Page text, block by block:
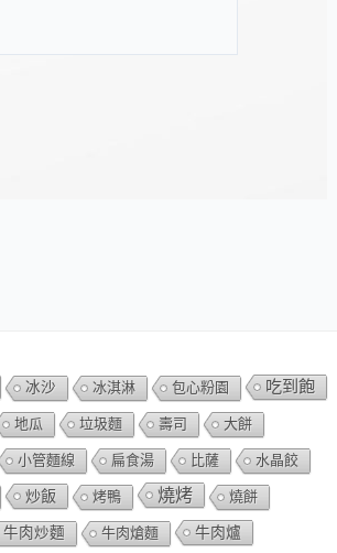
冰沙 冰淇淋 包心粉園 吃到飽
地瓜 垃圾麵 壽司 大餅
小管麵線 扁食湯 比薩 水晶餃
炒飯 烤鴨 燒烤 燒餅
牛肉炒麵 牛肉熗麵 牛肉爐